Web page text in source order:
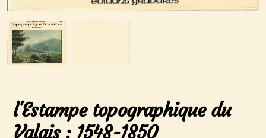
l'Estampe topographique du
Valais : 1548-1850